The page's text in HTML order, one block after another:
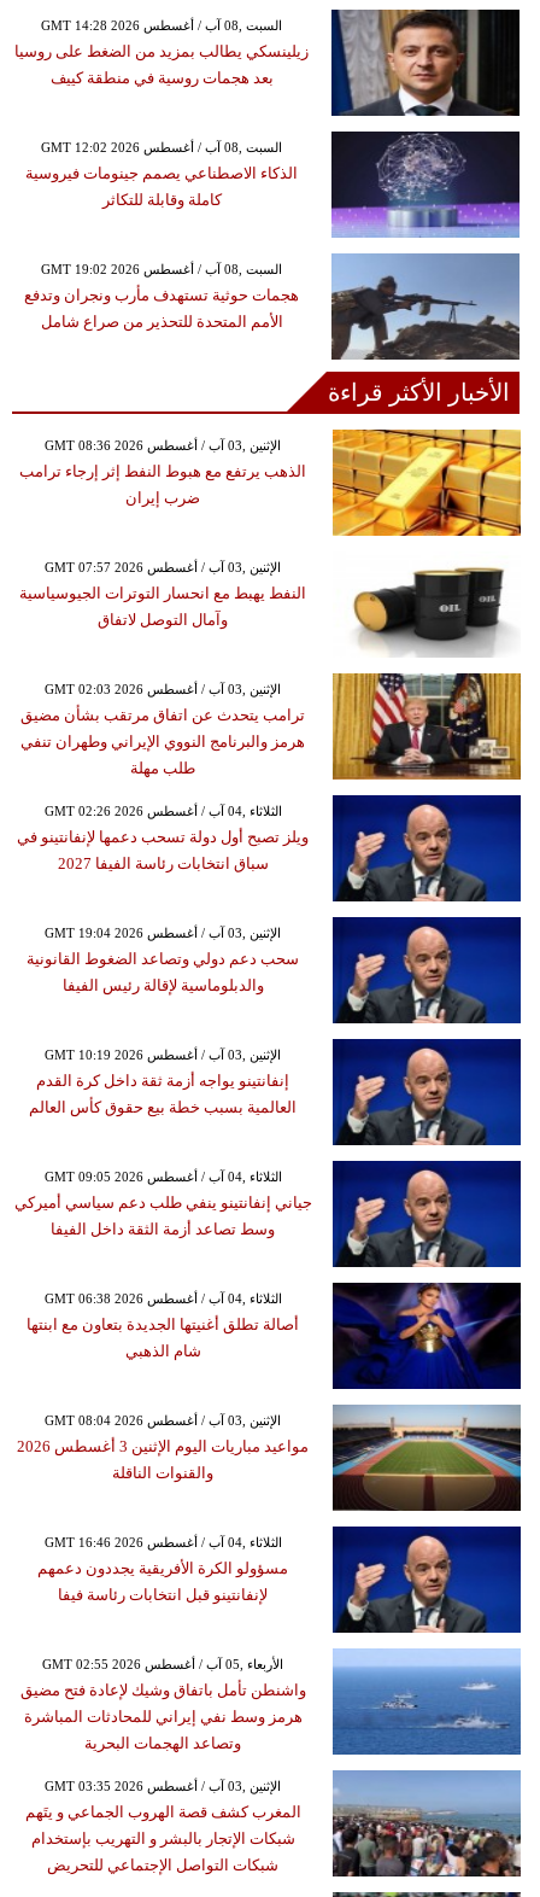
GMT 14:28 2026 السبت ,08 آب / أغسطس
زيلينسكي يطالب بمزيد من الضغط على روسيا
بعد هجمات روسية في منطقة كييف
GMT 12:02 2026 السبت ,08 آب / أغسطس
الذكاء الاصطناعي يصمم جينومات فيروسية
كاملة وقابلة للتكاثر
GMT 19:02 2026 السبت ,08 آب / أغسطس
هجمات حوثية تستهدف مأرب ونجران وتدفع
الأمم المتحدة للتحذير من صراع شامل
الأخبار الأكثر قراءة
GMT 08:36 2026 الإثنين ,03 آب / أغسطس
الذهب يرتفع مع هبوط النفط إثر إرجاء ترامب
ضرب إيران
GMT 07:57 2026 الإثنين ,03 آب / أغسطس
النفط يهبط مع انحسار التوترات الجيوسياسية
وآمال التوصل لاتفاق
GMT 02:03 2026 الإثنين ,03 آب / أغسطس
ترامب يتحدث عن اتفاق مرتقب بشأن مضيق
هرمز والبرنامج النووي الإيراني وطهران تنفي
طلب مهلة
GMT 02:26 2026 الثلاثاء ,04 آب / أغسطس
ويلز تصبح أول دولة تسحب دعمها لإنفانتينو في
سباق انتخابات رئاسة الفيفا 2027
GMT 19:04 2026 الإثنين ,03 آب / أغسطس
سحب دعم دولي وتصاعد الضغوط القانونية
والدبلوماسية لإقالة رئيس الفيفا
GMT 10:19 2026 الإثنين ,03 آب / أغسطس
إنفانتينو يواجه أزمة ثقة داخل كرة القدم
العالمية بسبب خطة بيع حقوق كأس العالم
GMT 09:05 2026 الثلاثاء ,04 آب / أغسطس
جياني إنفانتينو ينفي طلب دعم سياسي أميركي
وسط تصاعد أزمة الثقة داخل الفيفا
GMT 06:38 2026 الثلاثاء ,04 آب / أغسطس
أصالة تطلق أغنيتها الجديدة بتعاون مع ابنتها
شام الذهبي
GMT 08:04 2026 الإثنين ,03 آب / أغسطس
مواعيد مباريات اليوم الإثنين 3 أغسطس 2026
والقنوات الناقلة
GMT 16:46 2026 الثلاثاء ,04 آب / أغسطس
مسؤولو الكرة الأفريقية يجددون دعمهم
لإنفانتينو قبل انتخابات رئاسة فيفا
GMT 02:55 2026 الأربعاء ,05 آب / أغسطس
واشنطن تأمل باتفاق وشيك لإعادة فتح مضيق
هرمز وسط نفي إيراني للمحادثات المباشرة
وتصاعد الهجمات البحرية
GMT 03:35 2026 الإثنين ,03 آب / أغسطس
المغرب كشف قصة الهروب الجماعي و يتَهم
شبكات الإتجار بالبشر و التهريب بإستخدام
شبكات التواصل الإجتماعي للتحريض